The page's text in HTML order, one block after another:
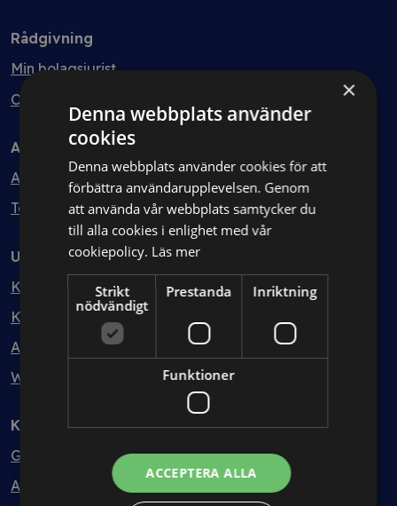
Rådgivning
Min bolagsjurist
Ombud
Avtal
Avtalshantering
Testa kostnadsfritt
Utbildning
Kurser
Kurspaket
Abonnemang
Webbinarium
Kunskapsbank
Guider
Avtalsmallar
×
Denna webbplats använder
cookies
Denna webbplats använder cookies för att
förbättra användarupplevelsen. Genom
att använda vår webbplats samtycker du
till alla cookies i enlighet med vår
cookiepolicy. Läs mer
Strikt
nödvändigt
Prestanda Inriktning
Funktioner
ACCEPTERA ALLA